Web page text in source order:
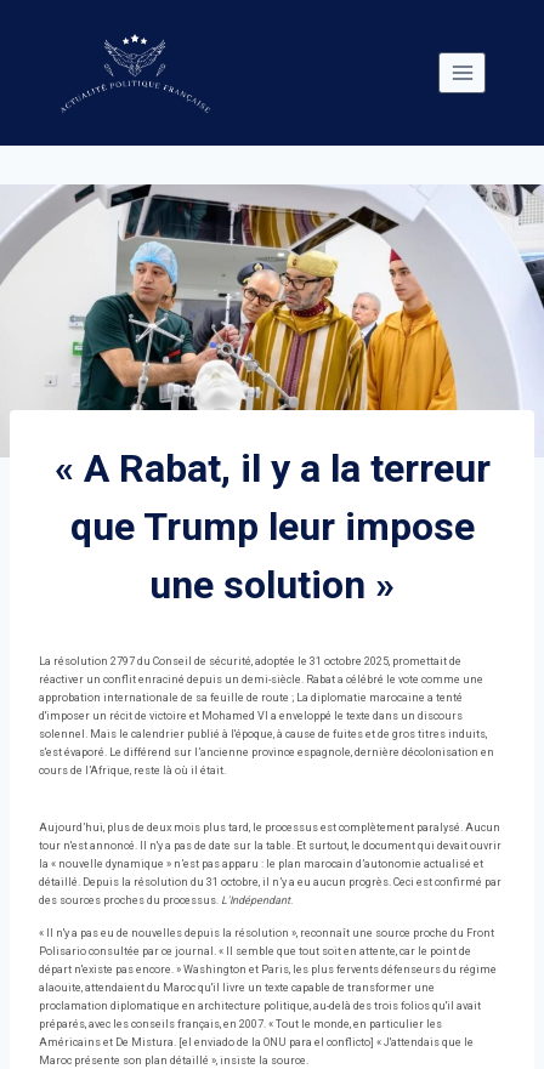
« A Rabat, il y a la terreur
que Trump leur impose
une solution »
La résolution 2797 du Conseil de sécurité, adoptée le 31 octobre 2025, promettait de
réactiver un conflit enraciné depuis un demi-siècle. Rabat a célébré le vote comme une
approbation internationale de sa feuille de route ; La diplomatie marocaine a tenté
d'imposer un récit de victoire et Mohamed VI a enveloppé le texte dans un discours
solennel. Mais le calendrier publié à l'époque, à cause de fuites et de gros titres induits,
s'est évaporé. Le différend sur l’ancienne province espagnole, dernière décolonisation en
cours de l’Afrique, reste là où il était.
Aujourd’hui, plus de deux mois plus tard, le processus est complètement paralysé. Aucun
tour n'est annoncé. Il n'y a pas de date sur la table. Et surtout, le document qui devait ouvrir
la « nouvelle dynamique » n’est pas apparu : le plan marocain d’autonomie actualisé et
détaillé. Depuis la résolution du 31 octobre, il n’y a eu aucun progrès. Ceci est confirmé par
des sources proches du processus. L'Indépendant.
« Il n'y a pas eu de nouvelles depuis la résolution », reconnaît une source proche du Front
Polisario consultée par ce journal. « Il semble que tout soit en attente, car le point de
départ n'existe pas encore. » Washington et Paris, les plus fervents défenseurs du régime
alaouite, attendaient du Maroc qu'il livre un texte capable de transformer une
proclamation diplomatique en architecture politique, au-delà des trois folios qu'il avait
préparés, avec les conseils français, en 2007. « Tout le monde, en particulier les
Américains et De Mistura. [el enviado de la ONU para el conflicto] « J'attendais que le
Maroc présente son plan détaillé », insiste la source.